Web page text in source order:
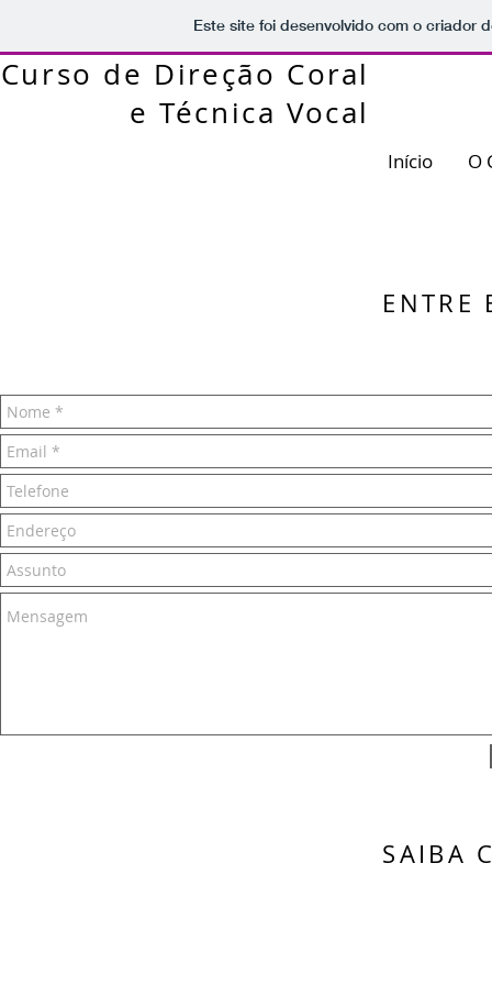
Este site foi desenvolvido com o criador
Curso de Direção Coral
e Técnica Vocal
Início O
SAIBA
ENTRE